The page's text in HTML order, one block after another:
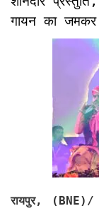
गायन का
रायपुर, (BNE)/